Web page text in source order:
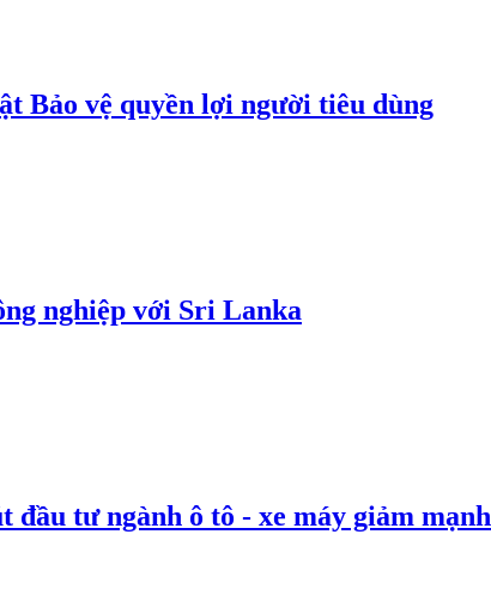
Bảo vệ quyền lợi người tiêu dùng
nghiệp với Sri Lanka
tư ngành ô tô - xe máy giảm